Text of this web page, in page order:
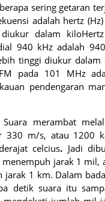
sering getaran
adalah hertz
dalam kiloHertz
940 kHz adalah
tinggi diukur dalam
pada 101 MHz
pendengaran
Suara merambat
330 m/s, atau 1200
celcius. Jadi
jarak 1 mil,
jarak 1 km. Dalam
detik suara itu